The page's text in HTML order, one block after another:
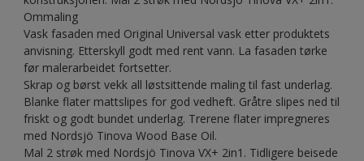
Ommaling
Vask fasaden med Original Universal vask etter produktets
anvisning. Etterskyll godt med rent vann. La fasaden tørke
før malerarbeidet fortsetter.
Skrap og børst vekk all løstsittende maling til fast underlag.
Blanke flater mattslipes for god vedheft. Gråtre slipes ned til
friskt og godt bundet underlag. Trerene flater impregneres
med Nordsjö Tinova Wood Base Oil.
Mal 2 strøk med Nordsjö Tinova VX+ 2in1. Tidligere beisede